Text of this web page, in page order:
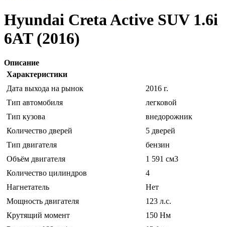
Hyundai Creta Active SUV 1.6i
6AT (2016)
Описание
Характеристики
Дата выхода на рынок
2016 г.
Тип автомобиля
легковой
Тип кузова
внедорожник
Количество дверей
5 дверей
Тип двигателя
бензин
Объём двигателя
1 591 см3
Количество цилиндров
4
Нагнетатель
Нет
Мощность двигателя
123 л.с.
Крутящий момент
150 Нм